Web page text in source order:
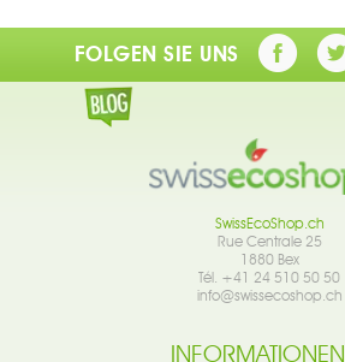
FOLGEN SIE UNS
SwissEcoShop.ch
Rue Centrale 25
1880 Bex
Tél. +41 24 510 50 50
info@swissecoshop.ch
INFORMATIONEN